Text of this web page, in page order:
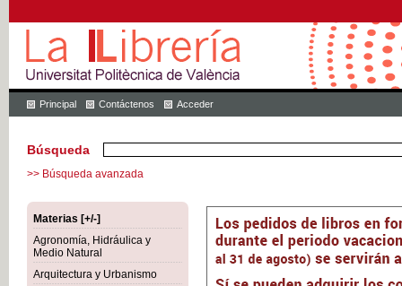
Principal Contáctenos Acceder
Búsqueda
>> Búsqueda avanzada
Materias [+/-]
Agronomía, Hidráulica y
Medio Natural
Arquitectura y Urbanismo